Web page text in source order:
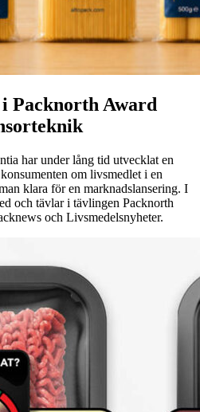
Packnorth Award
har under lång tid utvecklat en
om livsmedlet i en
klara för en marknadslansering. I
och tävlar i tävlingen Packnorth
och Livsmedelsnyheter.